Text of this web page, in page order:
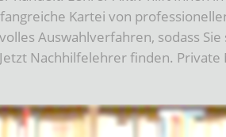
Kartei von
Auswahlverfahren, sodass
Nachhilfelehrer finden.